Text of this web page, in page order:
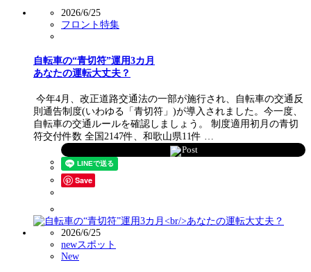
2026/6/25
フロント特集
自転車の“青切符”運用3カ月
あなたの運転大丈夫？
今年4月、改正道路交通法の一部が施行され、自転車の交通反
則通告制度(いわゆる「青切符」)が導入されました。今一度、
自転車の交通ルールを確認しましょう。 制度適用初月の青切
符交付件数 全国2147件、和歌山県11件 …
Post
Save
2026/6/25
newスポット
New